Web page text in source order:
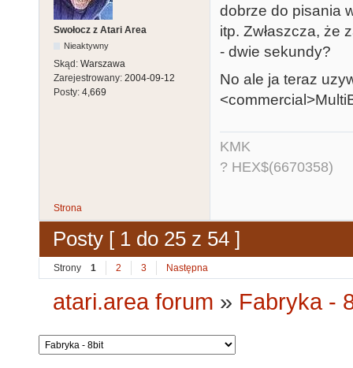
Swołocz z Atari Area
Nieaktywny
Skąd: Warszawa
Zarejestrowany: 2004-09-12
Posty: 4,669
dobrze do pisania
itp. Zwłaszcza, że
- dwie sekundy?
No ale ja teraz
KMK
? HEX$(6670358)
Strona
Posty [ 1 do 25 z 54 ]
Strony 1 2 3 Następna
atari.area forum » Fabryka -